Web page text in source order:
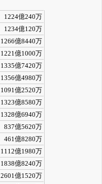
1224億240万
1234億120万
1266億8440万
1221億1000万
1335億7420万
1356億4980万
1091億2520万
1323億8580万
1328億6940万
837億5620万
461億8280万
1112億1980万
1838億8240万
2601億1520万